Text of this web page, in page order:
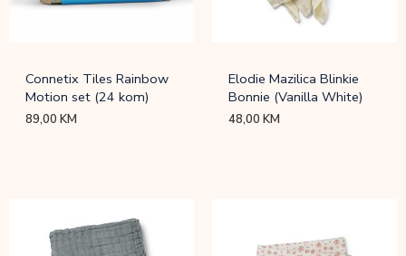
Connetix Tiles Rainbow
Motion set (24 kom)
89,00KM
Elodie Mazilica Blinkie
Bonnie (Vanilla White)
48,00KM